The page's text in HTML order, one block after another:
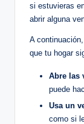
si estuvieras
abrir alguna
A⁤
que‍ tu hogar‍
Abre las
puede​
Usa⁢ un
como si